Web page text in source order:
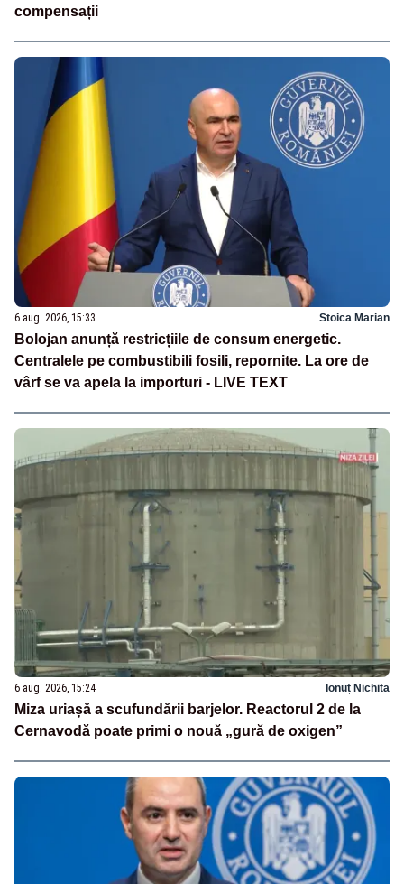
compensații
6 aug. 2026, 15:33 Stoica Marian
Bolojan anunță restricțiile de consum energetic.
Centralele pe combustibili fosili, repornite. La ore de
vârf se va apela la importuri - LIVE TEXT
6 aug. 2026, 15:24 Ionuț Nichita
Miza uriașă a scufundării barjelor. Reactorul 2 de la
Cernavodă poate primi o nouă „gură de oxigen”